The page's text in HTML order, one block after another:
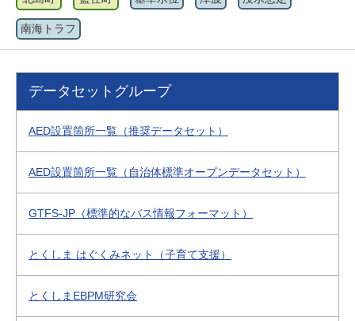
南海トラフ
データセットグループ
AED設置箇所一覧（推奨データセット）
AED設置箇所一覧（自治体標準オープンデータセット）
GTFS-JP（標準的なバス情報フォーマット）
とくしま はぐくみネット（子育て支援）
とくしまEBPM研究会